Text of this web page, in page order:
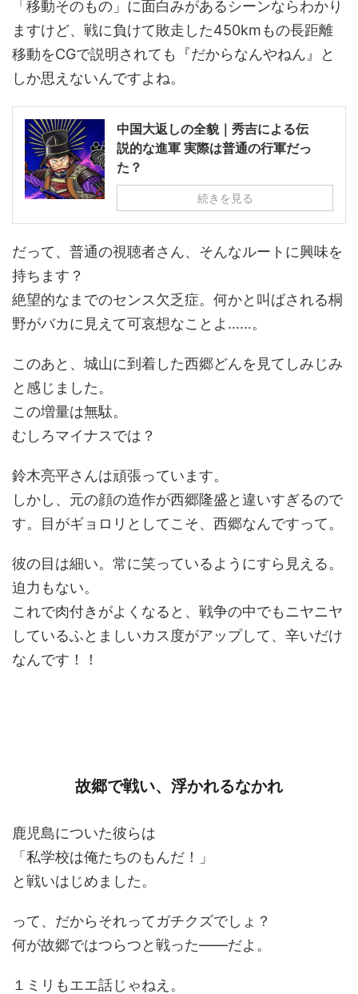
「移動そのもの」に面白みがあるシーンならわかり
ますけど、戦に負けて敗走した450kmもの長距離
移動をCGで説明されても『だからなんやねん』と
しか思えないんですよね。
中国大返しの全貌｜秀吉による伝
説的な進軍 実際は普通の行軍だっ
た？
続きを見る
だって、普通の視聴者さん、そんなルートに興味を
持ちます？
絶望的なまでのセンス欠乏症。何かと叫ばされる桐
野がバカに見えて可哀想なことよ……。
このあと、城山に到着した西郷どんを見てしみじみ
と感じました。
この増量は無駄。
むしろマイナスでは？
鈴木亮平さんは頑張っています。
しかし、元の顔の造作が西郷隆盛と違いすぎるので
す。目がギョロリとしてこそ、西郷なんですって。
彼の目は細い。常に笑っているようにすら見える。
迫力もない。
これで肉付きがよくなると、戦争の中でもニヤニヤ
しているふとましいカス度がアップして、辛いだけ
なんです！！
故郷で戦い、浮かれるなかれ
鹿児島についた彼らは
「私学校は俺たちのもんだ！」
と戦いはじめました。
って、だからそれってガチクズでしょ？
何が故郷ではつらつと戦った――だよ。
１ミリもエエ話じゃねえ。